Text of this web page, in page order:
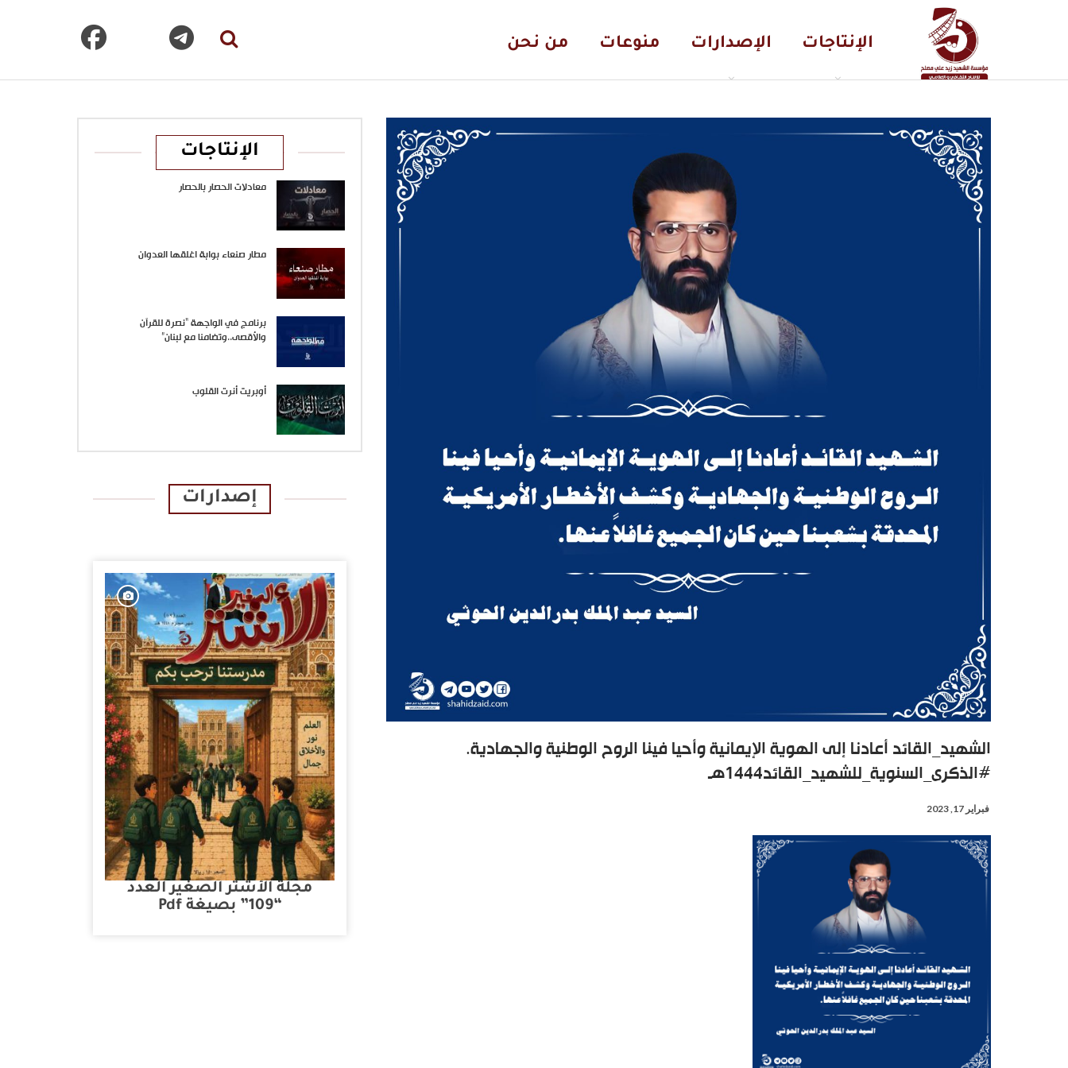
الإنتاجات الإصدارات منوعات من نحن
الشهيد_القائد أعادنا إلى الهوية الإيمانية وأحيا فينا الروح الوطنية والجهادية.
#الذكرى_السنوية_للشهيد_القائد1444هـ
فبراير 17, 2023
الإنتاجات
معادلات الحصار بالحصار
مطار صنعاء بوابة اغلقها العدوان
برنامج في الواجهة “نصرة للقرآن
والأقصى..وتضامنا مع لبنان”
أوبريت أنرت القلوب
إصدارات
مجلة الأشتر الصغير العدد
“109” بصيغة Pdf